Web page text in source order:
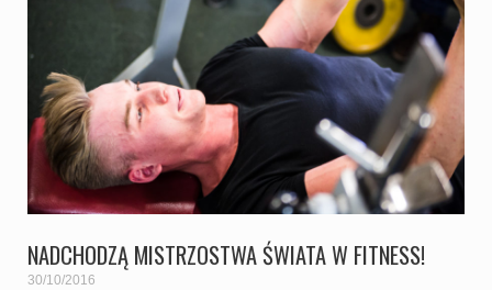
NADCHODZĄ MISTRZOSTWA ŚWIATA W FITNESS!
30/10/2016